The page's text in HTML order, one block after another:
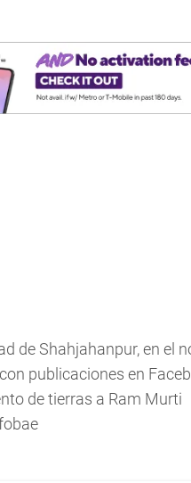
de Shahjahanpur, en el
publicaciones en
de tierras a Ram Murti